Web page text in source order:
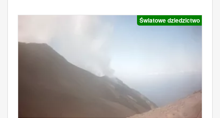
Światowe dziedzictwo